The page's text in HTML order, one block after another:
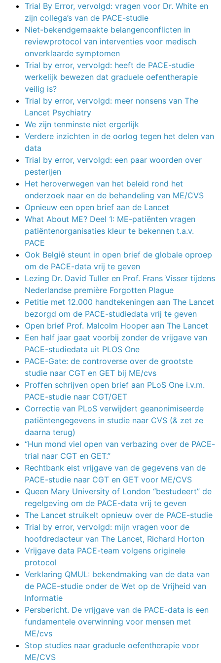
Trial By Error, vervolgd: vragen voor Dr. White en
zijn collega’s van de PACE-studie
Niet-bekendgemaakte belangenconflicten in
reviewprotocol van interventies voor medisch
onverklaarde symptomen
Trial by error, vervolgd: heeft de PACE-studie
werkelijk bewezen dat graduele oefentherapie
veilig is?
Trial by error, vervolgd: meer nonsens van The
Lancet Psychiatry
We zijn tenminste niet ergerlijk
Verdere inzichten in de oorlog tegen het delen van
data
Trial by error, vervolgd: een paar woorden over
pesterijen
Het heroverwegen van het beleid rond het
onderzoek naar en de behandeling van ME/CVS
Opnieuw een open brief aan de Lancet
What About ME? Deel 1: ME-patiënten vragen
patiëntenorganisaties kleur te bekennen t.a.v.
PACE
Ook België steunt in open brief de globale oproep
om de PACE-data vrij te geven
Lezing Dr. David Tuller en Prof. Frans Visser tijdens
Nederlandse première Forgotten Plague
Petitie met 12.000 handtekeningen aan The Lancet
bezorgd om de PACE-studiedata vrij te geven
Open brief Prof. Malcolm Hooper aan The Lancet
Een half jaar gaat voorbij zonder de vrijgave van
PACE-studiedata uit PLOS One
PACE-Gate: de controverse over de grootste
studie naar CGT en GET bij ME/cvs
Proffen schrijven open brief aan PLoS One i.v.m.
PACE-studie naar CGT/GET
Correctie van PLoS verwijdert geanonimiseerde
patiëntengegevens in studie naar CVS (& zet ze
daarna terug)
“Hun mond viel open van verbazing over de PACE-
trial naar CGT en GET.”
Rechtbank eist vrijgave van de gegevens van de
PACE-studie naar CGT en GET voor ME/CVS
Queen Mary University of London “bestudeert” de
regelgeving om de PACE-data vrij te geven
The Lancet struikelt opnieuw over de PACE-studie
Trial by error, vervolgd: mijn vragen voor de
hoofdredacteur van The Lancet, Richard Horton
Vrijgave data PACE-team volgens originele
protocol
Verklaring QMUL: bekendmaking van de data van
de PACE-studie onder de Wet op de Vrijheid van
Informatie
Persbericht. De vrijgave van de PACE-data is een
fundamentele overwinning voor mensen met
ME/cvs
Stop studies naar graduele oefentherapie voor
ME/CVS